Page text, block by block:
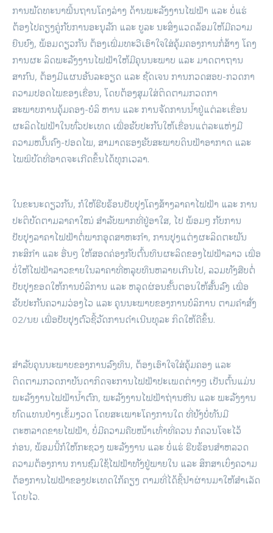
ການພັດທະນາພື້ນຖານໂຄງລ່າງ ດ້ານພະລັງງານໄຟຟ້າ ແລະ ບໍ່ແຮ່
ຕ້ອງໄປຄຽງຄູ່ກັບການອະນຸລັກ ແລະ ບູລະ ນະສິ່ງແວດລ້ອມໃຫ້ມີຄວາມ
ຍືນຍົງ, ພ້ອມດຽວກັນ ຕ້ອງເພີ່ມທະວີເອົາໃຈໃສ່ຄຸ້ມຄອງການກໍ່ສ້າງ ໂຄງ
ການຜະ ລິດພະລັງງານໄຟຟ້າໃຫ້ມີຄຸນນະພາບ ແລະ ມາດຕາຖານ
ສາກົນ, ຕ້ອງມີແຜນອັນລະອຽດ ແລະ ຊັດເຈນ ການກວດສອບ-ກວດກາ
ຄວາມປອດໄພຂອງເຂື່ອນ, ໂດຍຕ້ອງສຸມໃສ່ຕິດຕາມກວດກາ
ສະພາບການຄຸ້ມຄອງ-ບໍລິ ຫານ ແລະ ການຈັດການນໍ້າຢູ່ແຕ່ລະເຂື່ອນ
ຜະລິດໄຟຟ້າໃນທົ່ວປະເທດ ເພື່ອຮັບປະກັນໃຫ້ເຂື່ອນແຕ່ລະແຫ່ງມີ
ຄວາມໜັ້ນຄົງ-ປອດໄພ, ສາມາດຮອງຮັບສະພາບດິນຟ້າອາກາດ ແລະ
ໄພພິບັດທີ່ອາດຈະເກີດຂຶ້ນໄດ້ທຸກເວລາ.
ໃນຂະນະດຽວກັນ, ກໍໃຫ້ຮີບຮ້ອນປັບປຸງໂຄງສ້າງລາຄາໄຟຟ້າ ແລະ ການ
ປະຕິບັດຕາມລາຄາໃໝ່ ສໍາລັບພາກທີ່ຢູ່ອາໃສ, ໄປ ພ້ອມໆ ກັບການ
ປັບປຸງລາຄາໄຟຟ້າຕໍ່ພາກອຸດສາຫະກຳ, ການປຸງແຕ່ງຜະລິດຕະພັນ
ກະສິກຳ ແລະ ອື່ນໆ ໃຫ້ສອດຄ່ອງກັບຕົ້ນທຶນຜະລິດຂອງໄຟຟ້າລາວ ເພື່ອ
ບໍ່ໃຫ້ໄຟຟ້າລາວຂາຍໃນລາຄາທີ່ຫລຸບທຶນຫລາຍເກີນໄປ, ລວມທັງສືບຕໍ່
ປັບປຸງຂອດໃຫ້ການບໍລິການ ແລະ ຫລຸດຜ່ອນຂັ້ນຕອນໃຫ້ສັ້ນລົງ ເພື່ອ
ຮັບປະກັນຄວາມວ່ອງໄວ ແລະ ຄຸນນະພາບຂອງການບໍລິການ ຕາມຄຳສັ່ງ
02/ນຍ ເພື່ອປັບປຸງຕົວຊີ້ວັດການດຳເນີນທຸລະ ກິດໃຫ້ດີຂຶ້ນ.
ສຳລັບຄຸນນະພາບຂອງການລົງທຶນ, ຕ້ອງເອົາໃຈໃສ່ຄຸ້ມຄອງ ແລະ
ຕິດຕາມກວດກາບັນດາກິດຈະການໄຟຟ້າປະເພດຕ່າງໆ ເປັນຕົ້ນແມ່ນ
ພະລັງງານໄຟຟ້ານ້ຳຕົກ, ພະລັງງານໄຟຟ້າຖ່ານຫີນ ແລະ ພະລັງງານ
ທົດແທນຢ່າງເຂັ້ມງວດ ໂດຍສະເພາະໂຄງການໃດ ທີ່ຍັງບໍ່ທັນມີ
ຕະຫລາດຂາຍໄຟຟ້າ, ບໍ່ມີຄວາມຄືບໜ້າເທົ່າທີ່ຄວນ ກໍຄວນໂຈະໄວ້
ກ່ອນ, ພ້ອມນີ້ກໍໃຫ້ກະຊວງ ພະລັງງານ ແລະ ບໍ່ແຮ່ ຮີບຮ້ອນສຳຫລວດ
ຄວາມຕ້ອງການ ການຊົມໃຊ້ໄຟຟ້າທັງຢູ່ພາຍໃນ ແລະ ສຶກສາເບິ່ງຄວາມ
ຕ້ອງການໄຟຟ້າຂອງປະເທດໃກ້ຄຽງ ຕາມທີ່ໄດ້ຊີ້ນຳຜ່ານມາໃຫ້ສຳເລັດ
ໂດຍໄວ.